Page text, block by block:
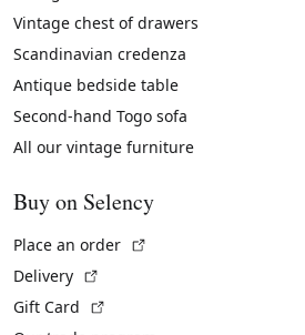
Vintage chest of drawers
Scandinavian credenza
Antique bedside table
Second-hand Togo sofa
All our vintage furniture
Buy on Selency
Place an order
Delivery
Gift Card